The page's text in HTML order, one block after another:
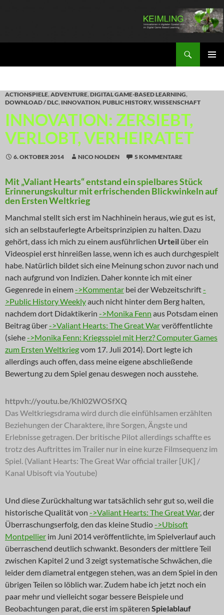
ACTIONSPIELE,ADVENTURE,DIGITAL GAME-BASED LEARNING,
DOWNLOAD / DLC, INNOVATION,PUBLIC HISTORY,WISSENSCHAFT
INNOVATION: ZERSIEBT,
VERLOBT, VERHEIRATET
6. OKTOBER 2014 NICO NOLDEN 5 KOMMENTARE
Mit „Valiant Hearts“ entstand ein spielbares Stück
Erinnerungskultur mit erfrischenden Blickwinkeln auf
den Ersten Weltkrieg
Manchmal stellt sich erst im Nachhinein heraus, wie gut es ist,
sich an selbstauferlegte Arbeitsprinzipien zu halten. Dazu
gehört, dass ich mich zu einem ausführlichen Urteil über ein
Videospiel erst hinreißen lasse, wenn ich es auch durchgespielt
habe. Natürlich bildet sich eine Meinung schon zuvor nach und
nach aufgrund von Indizien. Daher konnte ich mit einer
Gegenrede in einem->Kommentar bei der Webzeitschrift-
>Public History Weeklyauch nicht hinter dem Berg halten,
nachdem dort Didaktikerin ->Monika Fenn aus Potsdam einen
Beitrag über->Valiant Hearts: The Great Warveröffentlichte
(siehe->Monika Fenn: Kriegsspiel mit Herz? Computer Games
zum Ersten Weltkriegvom 17. Juli 2014). Dort legte ich
allerdings auch offen, dass meine eigene abschließende
Bewertung zu dem Spiel genau deswegen noch ausstehe.
httpvh://youtu.be/Khl02WOSfXQ
Das Weltkriegsdrama wird durch die einfühlsamen erzählten
Beziehungen der Charaktere, ihre Sorgen, Ängste und
Erlebnisse getragen. Der britische Pilot allerdings schaffte es
trotz des Auftrittes im Trailer nur in eine kurze Filmsequenz im
Spiel. (Valiant Hearts: The Great War official trailer [UK] /
Kanal Ubisoft via Youtube)
Und diese Zurückhaltung war tatsächlich sehr gut so, weil die
historische Qualität von ->Valiant Hearts: The Great War, der
Überraschungserfolg, den das kleine Studio->Ubisoft
Montpellier im Juni 2014 veröffentlichte, im Spielverlauf auch
überraschend deutlich schwankt. Besonders der mittlere Teil
zwischen Kapitel 2 und 3 zeigt systematische Schwächen, die
leider dem diametral entgegen stehen, was an dem Spiel in den
übrigen Teilen so löblich war. Zudem habe ich jetzt noch ein
paar mehr und vielleicht sogar bessere Beispiele und
Beobachtungen parat, die erst im späteren Spielablauf